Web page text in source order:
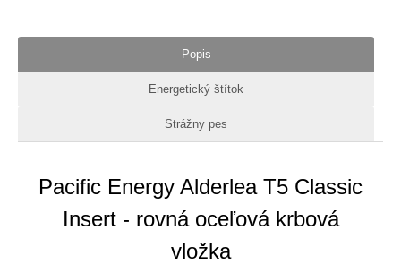
Popis
Energetický štítok
Strážny pes
Pacific Energy Alderlea T5 Classic
Insert - rovná oceľová krbová
vložka